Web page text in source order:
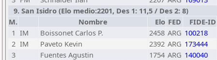
9. San Isidro (Elo medio:2201, Des 1: 11,5 / Des 2: 8)
M.
Nombre Elo FED
FIDE-ID
1 IM Boissonet Carlos P. 2458 ARG 100218
2 IM Paveto Kevin 2392 ARG 173444
3
Fuentes Agustin 1754 ARG 140040